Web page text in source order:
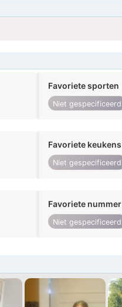
Favoriete sporten
Niet gespecificeerd
Favoriete keukens
Niet gespecificeerd
Favoriete nummer
Niet gespecificeerd